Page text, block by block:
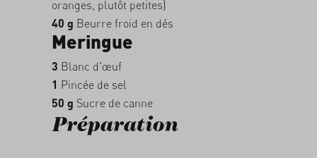
oranges, plutôt petites)
40 g Beurre froid en dés
Meringue
3 Blanc d'œuf
1 Pincée de sel
50 g Sucre de canne
Préparation